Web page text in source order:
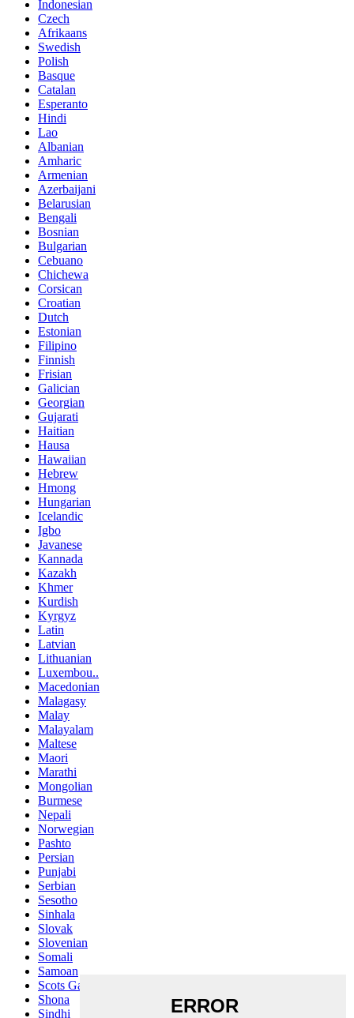
Indonesian
Czech
Afrikaans
Swedish
Polish
Basque
Catalan
Esperanto
Hindi
Lao
Albanian
Amharic
Armenian
Azerbaijani
Belarusian
Bengali
Bosnian
Bulgarian
Cebuano
Chichewa
Corsican
Croatian
Dutch
Estonian
Filipino
Finnish
Frisian
Galician
Georgian
Gujarati
Haitian
Hausa
Hawaiian
Hebrew
Hmong
Hungarian
Icelandic
Igbo
Javanese
Kannada
Kazakh
Khmer
Kurdish
Kyrgyz
Latin
Latvian
Lithuanian
Luxembou..
Macedonian
Malagasy
Malay
Malayalam
Maltese
Maori
Marathi
Mongolian
Burmese
Nepali
Norwegian
Pashto
Persian
Punjabi
Serbian
Sesotho
Sinhala
Slovak
Slovenian
Somali
Samoan
Scots Gaelic
Shona
Sindhi